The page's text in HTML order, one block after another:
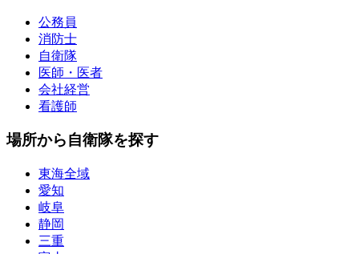
公務員
消防士
自衛隊
医師・医者
会社経営
看護師
場所から自衛隊を探す
東海全域
愛知
岐阜
静岡
三重